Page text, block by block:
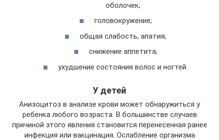
оболочек;
головокружение;
общая слабость, апатия;
снижение аппетита;
ухудшение состояния волос и ногтей.
У детей
Анизоцитоз в анализе крови может обнаружиться у
ребенка любого возраста. В большинстве случаев
причиной этого явления становится перенесенная ранее
инфекция или вакцинация. Ослабление организма